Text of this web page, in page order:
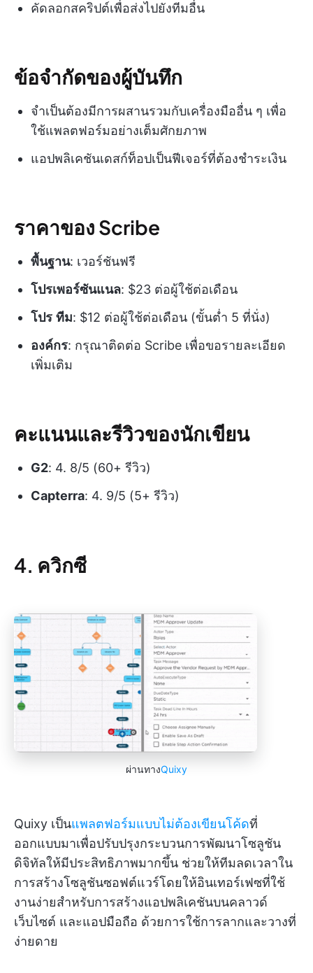
คัดลอกสคริปต์เพื่อส่งไปยังทีมอื่น
ข้อจำกัดของผู้บันทึก
จำเป็นต้องมีการผสานรวมกับเครื่องมืออื่น ๆ เพื่อ
ใช้แพลตฟอร์มอย่างเต็มศักยภาพ
แอปพลิเคชันเดสก์ท็อปเป็นฟีเจอร์ที่ต้องชำระเงิน
ราคาของ Scribe
พื้นฐาน: เวอร์ชันฟรี
โปรเพอร์ซันแนล: $23 ต่อผู้ใช้ต่อเดือน
โปร ทีม: $12 ต่อผู้ใช้ต่อเดือน (ขั้นต่ำ 5 ที่นั่ง)
องค์กร: กรุณาติดต่อ Scribe เพื่อขอรายละเอียด
เพิ่มเติม
คะแนนและรีวิวของนักเขียน
G2: 4. 8/5 (60+ รีวิว)
Capterra: 4. 9/5 (5+ รีวิว)
4. ควิกซี
ผ่านทางQuixy
Quixy เป็นแพลตฟอร์มแบบไม่ต้องเขียนโค้ดที่
ออกแบบมาเพื่อปรับปรุงกระบวนการพัฒนาโซลูชัน
ดิจิทัลให้มีประสิทธิภาพมากขึ้น ช่วยให้ทีมลดเวลาใน
การสร้างโซลูชันซอฟต์แวร์โดยให้อินเทอร์เฟซที่ใช้
งานง่ายสำหรับการสร้างแอปพลิเคชันบนคลาวด์
เว็บไซต์ และแอปมือถือ ด้วยการใช้การลากและวางที่
ง่ายดาย